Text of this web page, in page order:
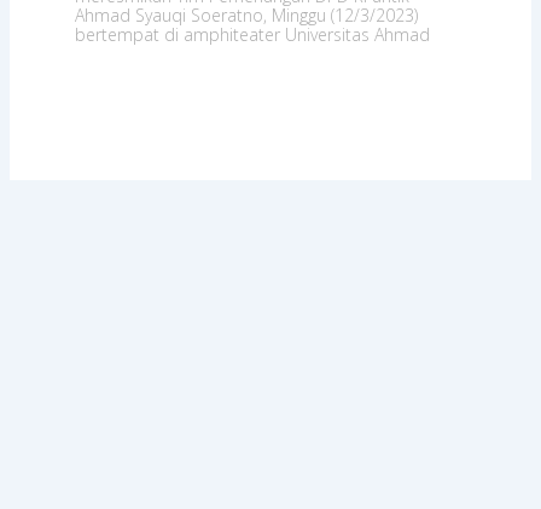
Ahmad Syauqi Soeratno, Minggu (12/3/2023)
bertempat di amphiteater Universitas Ahmad